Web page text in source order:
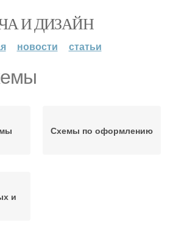
И ДИЗАЙН
новости статьи
Схемы по оформлению
и